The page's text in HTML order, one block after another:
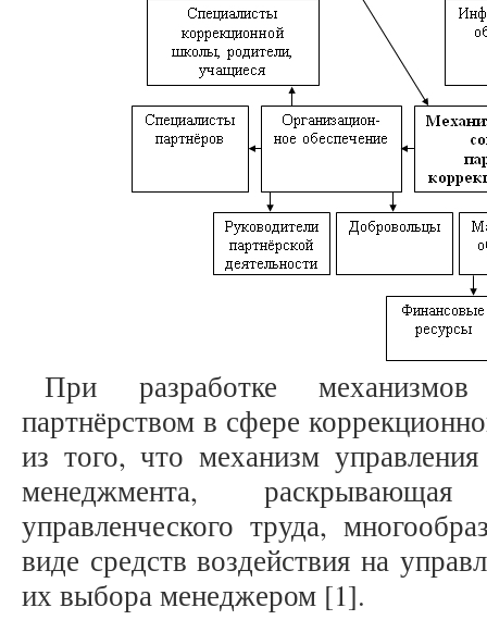
При разработке
партнёрством в сфере
из того, что механизм
менеджмента,
управленческого труда,
виде средств воздействия на
их выбора менеджером [1].